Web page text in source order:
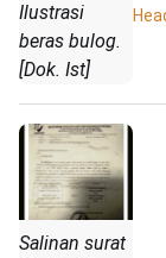
Ilustrasi
beras bulog.
[Dok. Ist]
Salinan surat